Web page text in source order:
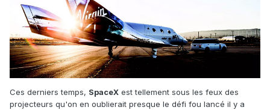
Ces derniers temps, SpaceX est tellement sous les feux des
projecteurs qu'on en oublierait presque le défi fou lancé il y a